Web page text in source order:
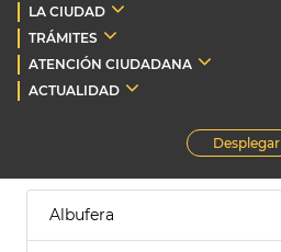
LA CIUDAD
TRÁMITES
ATENCIÓN CIUDADANA
ACTUALIDAD
Desplegar
Albufera